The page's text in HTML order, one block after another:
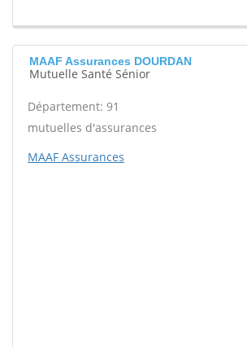
MAAF Assurances DOURDAN
Mutuelle Santé Sénior
Département: 91
mutuelles d'assurances
MAAF Assurances